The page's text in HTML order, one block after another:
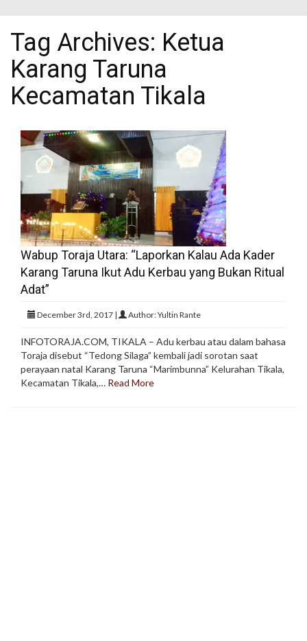
Tag Archives: Ketua
Karang Taruna
Kecamatan Tikala
Wabup Toraja Utara: “Laporkan Kalau Ada Kader
Karang Taruna Ikut Adu Kerbau yang Bukan Ritual
Adat”
December 3rd, 2017 | Author: Yultin Rante
INFOTORAJA.COM, TIKALA – Adu kerbau atau dalam bahasa
Toraja disebut “Tedong Silaga” kembali jadi sorotan saat
perayaan natal Karang Taruna “Marimbunna” Kelurahan Tikala,
Kecamatan Tikala,… Read More